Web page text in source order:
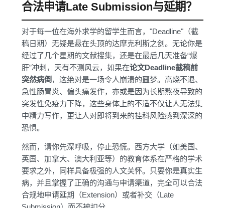
合法申请Late Submission与延期？
对于每一位在海外求学的留学生而言，"Deadline"（截
稿日期）无疑是悬在头顶的达摩克利斯之剑。无论你是
经过了几个星期的文献搜集，还是在最后几天准备“爆
肝”冲刺，天有不测风云，如果在论文Deadline截稿前
突然病倒 ，这绝对是一场令人崩溃的噩梦。高烧不退、
急性肠胃炎、偏头痛发作，亦或是因为长期熬夜导致的
突发性免疫力下降，这些身体上的不适不仅让人无法集
中精力写作，更让人对即将到来的挂科风险感到深深的
恐惧。
然而，请你先深呼吸，停止恐慌。西方大学（如美国、
英国、加拿大、澳大利亚等）的教育体系在严格的学术
要求之外，同样具备极强的人文关怀。只要你是真实生
病，并且掌握了正确的沟通与申请渠道，完全可以合法
合规地申请延期（Extension）或者补交（Late